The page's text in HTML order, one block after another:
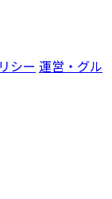
シー 運営・グル